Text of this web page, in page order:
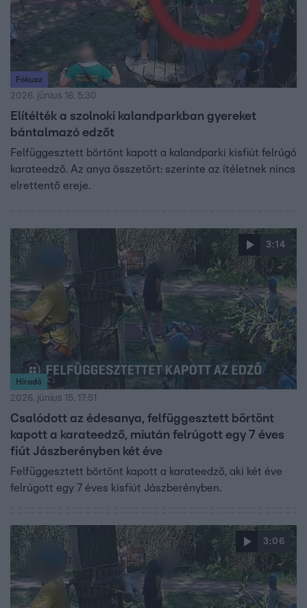
Fókusz
2026. június 16. 5:30
Elítélték a szolnoki kalandparkban gyereket
bántalmazó edzőt
Felfüggesztett börtönt kapott a kalandparki kisfiút felrúgó
karateedző. Az anya összetört: szerinte az ítéletnek nincs
elrettentő ereje.
3:14
Híradó
2026. június 15. 17:51
Csalódott az édesanya, felfüggesztett börtönt
kapott a karateedző, miután felrúgott egy 7 éves
fiút Jászberényben két éve
Felfüggesztett börtönt kapott a karateedző, aki két éve
felrúgott egy 7 éves kisfiút Jászberényben.
3:06